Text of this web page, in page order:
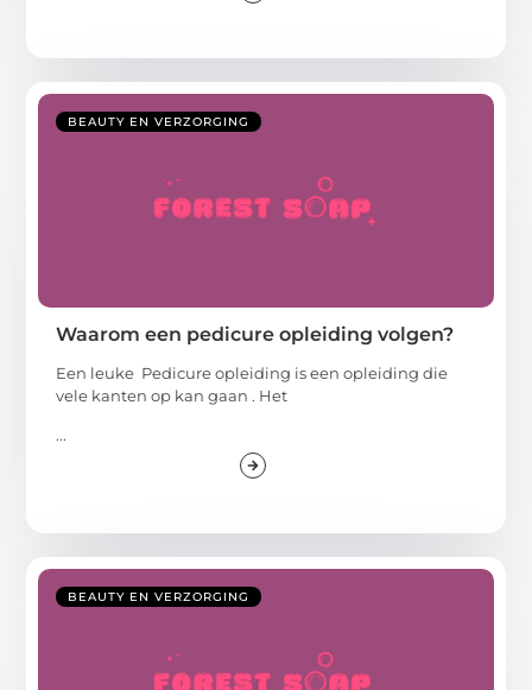
BEAUTY EN VERZORGING
Waarom een pedicure opleiding volgen?
Een leuke Pedicure opleiding is een opleiding die
vele kanten op kan gaan . Het
...
BEAUTY EN VERZORGING